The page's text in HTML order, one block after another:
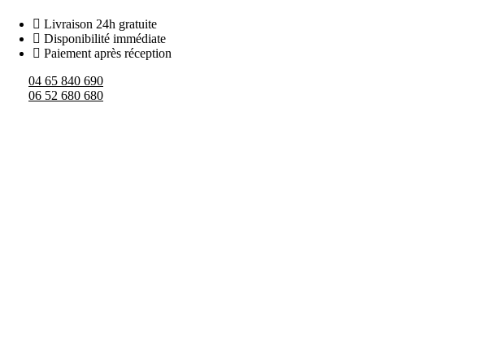
contenu
Livraison 24h gratuite
Disponibilité immédiate
Paiement après réception
04 65 840 690
06 52 680 680